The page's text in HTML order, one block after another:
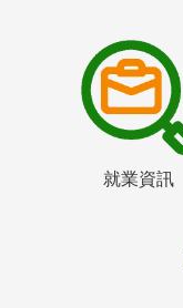
就業資訊